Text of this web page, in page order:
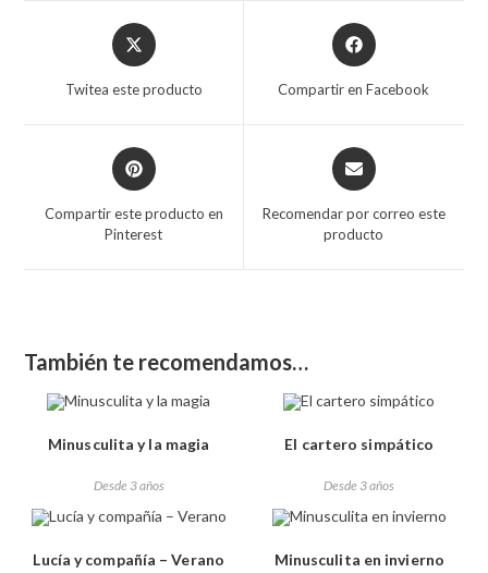
Twitea este producto Compartir en Facebook
Compartir este producto en
Pinterest
Recomendar por correo este
producto
También te recomendamos…
Minusculita y la magia
Desde 3 años
El cartero simpático
Desde 3 años
Lucía y compañía – Verano Minusculita en invierno